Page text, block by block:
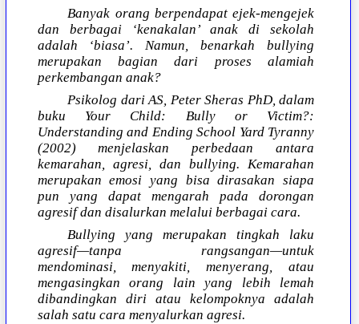
Banyak orang berpendapat ejek-mengejek
dan berbagai ‘kenakalan’ anak di sekolah
adalah ‘biasa’. Namun, benarkah bullying
merupakan bagian dari proses alamiah
perkembangan anak?
Psikolog dari AS, Peter Sheras PhD, dalam
buku Your Child: Bully or Victim?:
Understanding and Ending School Yard Tyranny
(2002) menjelaskan perbedaan antara
kemarahan, agresi, dan bullying. Kemarahan
merupakan emosi yang bisa dirasakan siapa
pun yang dapat mengarah pada dorongan
agresif dan disalurkan melalui berbagai cara.
Bullying yang merupakan tingkah laku
agresif—tanpa rangsangan—untuk
mendominasi, menyakiti, menyerang, atau
mengasingkan orang lain yang lebih lemah
dibandingkan diri atau kelompoknya adalah
salah satu cara menyalurkan agresi.